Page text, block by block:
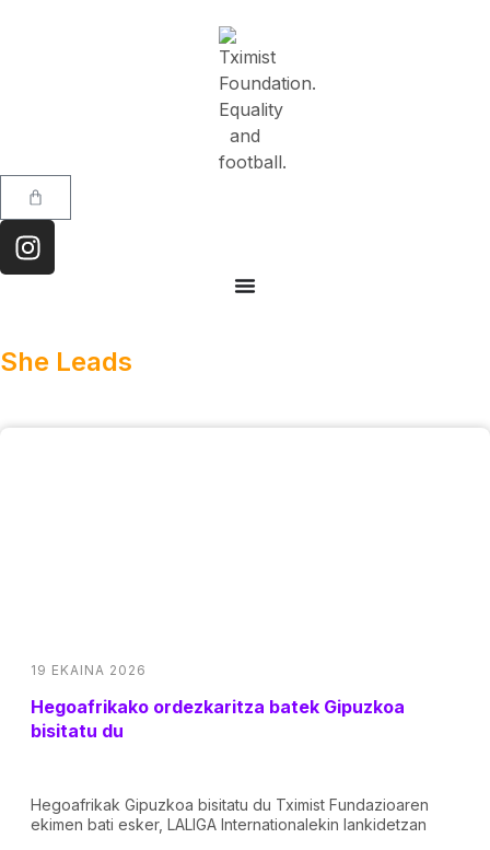
She Leads
19 EKAINA 2026
Hegoafrikako ordezkaritza batek Gipuzkoa
bisitatu du
Hegoafrikak Gipuzkoa bisitatu du Tximist Fundazioaren
ekimen bati esker, LALIGA Internationalekin lankidetzan